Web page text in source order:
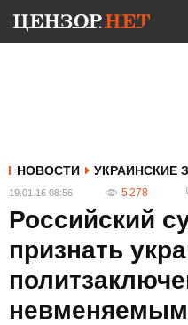
НОВОСТИ УКРАИНСКИЕ
19.01.16 08:56 5 278
Российский
признать
невменяемым